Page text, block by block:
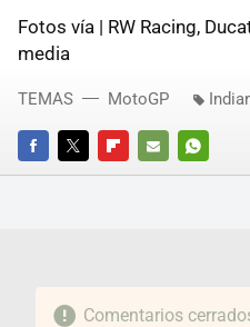
Fotos vía | RW Racing,
media
FACEBOOKTWITTERFLIPBOARD
E-
TEMAS MotoGP
Comentarios